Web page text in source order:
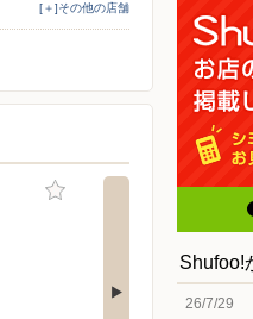
[＋]その他の店舗
Shufoo!
26/7/29